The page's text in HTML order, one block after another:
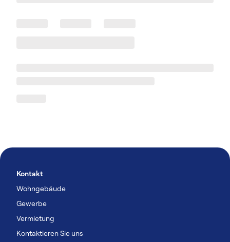
Kontakt
Wohngebäude
Gewerbe
Vermietung
Kontaktieren Sie uns